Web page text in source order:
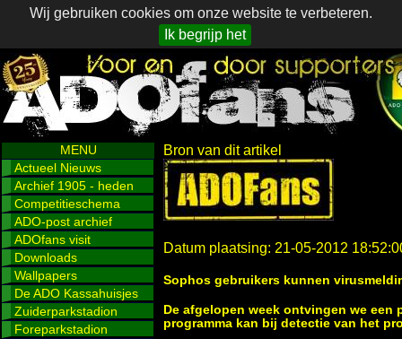
Wij gebruiken cookies om onze website te verbeteren.
Ik begrijp het
MENU
Actueel Nieuws
Archief 1905 - heden
Competitieschema
ADO-post archief
ADOfans visit
Downloads
Wallpapers
De ADO Kassahuisjes
Zuiderparkstadion
Foreparkstadion
Bron van dit artikel
Datum plaatsing: 21-05-2012
Sophos gebruikers kunnen
De afgelopen week ontvingen we
programma kan bij detectie van het